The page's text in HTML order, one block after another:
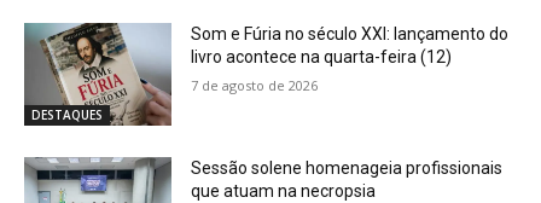
DESTAQUES
Som e Fúria no século XXI: lançamento do
livro acontece na quarta-feira (12)
7 de agosto de 2026
Sessão solene homenageia profissionais
que atuam na necropsia